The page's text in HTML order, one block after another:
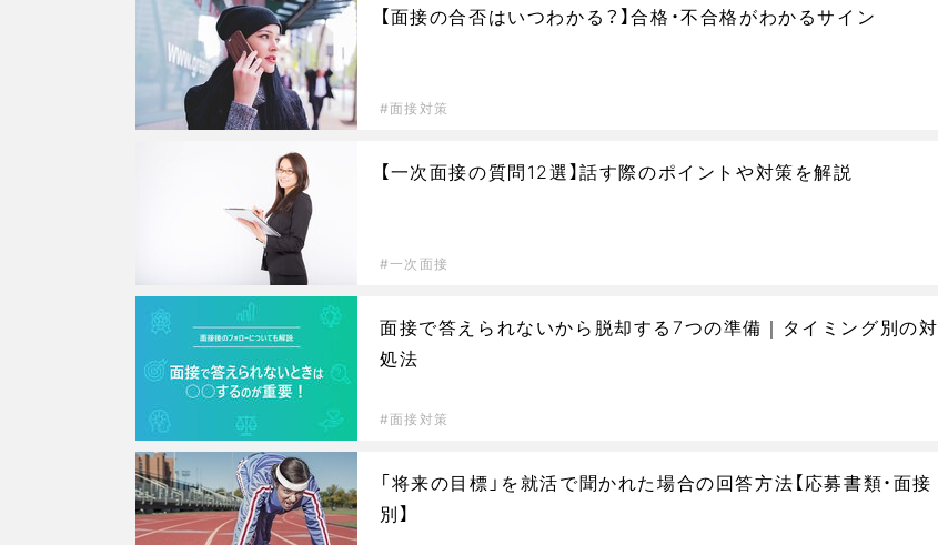
【面接の合否はいつわかる？】合格・不合格がわかるサイン
面接対策
【一次面接の質問12選】話す際のポイントや対策を解説
一次面接
面接で答えられないから脱却する7つの準備｜タイミング別の対
処法
面接対策
「将来の目標」を就活で聞かれた場合の回答方法【応募書類・面接
別】